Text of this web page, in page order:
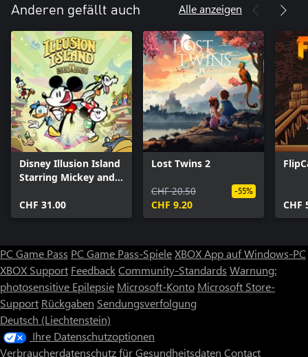
Anderen gefällt auch Alle anzeigen
Disney Illusion Island
Starring Mickey and
CHF 31.00
Lost Twins 2
CHF 20.50
CHF 9.20
-55%
CHF
PC Game Pass PC Game Pass-SpieleXBOX App auf Windows-PC
XBOX Support FeedbackCommunity-Standards Warnung:
photosensitive Epilepsie Microsoft-Konto Microsoft Store-
Support Rückgaben Sendungsverfolgung
Deutsch (Liechtenstein)
Ihre Datenschutzoptionen
Verbraucherdatenschutz für Gesundheitsdaten Contact